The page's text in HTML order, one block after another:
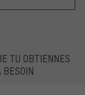
TU OBTIENNES
BESOIN